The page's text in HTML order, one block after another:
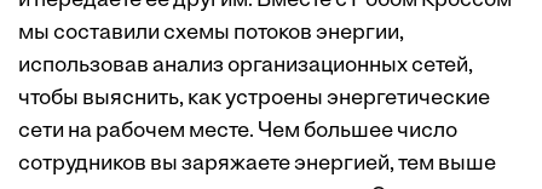
мы составили схемы потоков энергии,
использовав анализ организационных сетей,
чтобы выяснить, как устроены энергетические
сети на рабочем месте. Чем большее число
сотрудников вы заряжаете энергией, тем выше